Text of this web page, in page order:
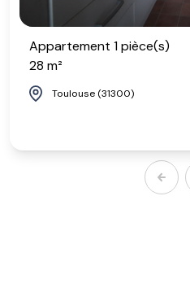
Appartement 1 pièce(s)
28 m²
Toulouse (31300)